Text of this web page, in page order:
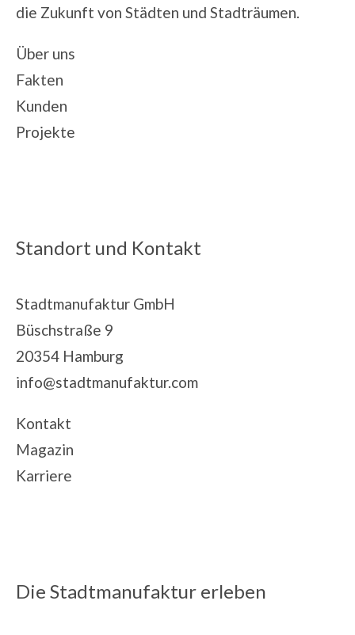
die Zukunft von Städten und Stadträumen.
Über uns
Fakten
Kunden
Projekte
Standort und Kontakt
Stadtmanufaktur GmbH
Büschstraße 9
20354 Hamburg
info@stadtmanufaktur.com
Kontakt
Magazin
Karriere
Die Stadtmanufaktur erleben